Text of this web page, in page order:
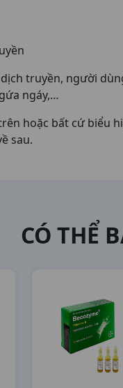
truyền, người
ngáy,…
hoặc bất cứ biểu
sau.
CÓ THỂ